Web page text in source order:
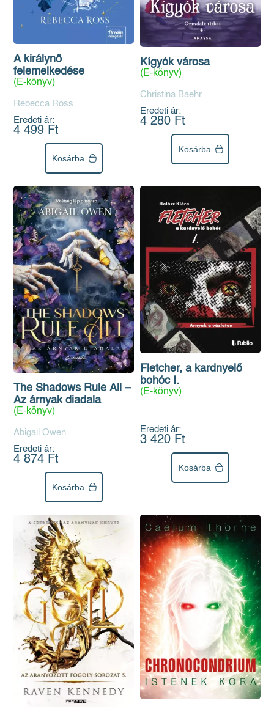
A királynő
felemelkedése
(E-könyv)
Rebecca Ross
Eredeti ár:
4 499 Ft
Kosárba
Kígyók városa
(E-könyv)
Christina Baehr
Eredeti ár:
4 280 Ft
Kosárba
The Shadows Rule All –
Az árnyak diadala
(E-könyv)
Abigail Owen
Eredeti ár:
4 874 Ft
Kosárba
Fletcher, a kardnyelő
bohóc I.
(E-könyv)
Eredeti ár:
3 420 Ft
Kosárba